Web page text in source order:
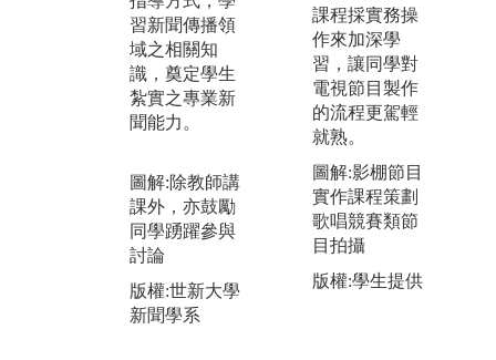
習新聞傳播領
域之相關知
識，奠定學生
紮實之專業新
聞能力。
圖解:除教師講
課外，亦鼓勵
同學踴躍參與
討論
版權:世新大學
新聞學系
與社群媒體發
展趨勢，指導
學生學習各式
媒體平台之新
聞報導專業技
能。
圖解:教導同學
操作器材設備
版權:世新大學
新聞學系
課程採實務操
作來加深學
習，讓同學對
電視節目製作
的流程更駕輕
就熟。
圖解:影棚節目
實作課程策劃
歌唱競賽類節
目拍攝
版權:學生提供